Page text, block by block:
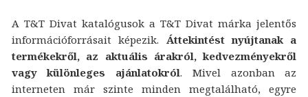
A T&T Divat katalógusok a T&T Divat márka jelentős
információforrásait képezik. Áttekintést nyújtanak a
termékekről, az aktuális árakról, kedvezményekről
vagy különleges ajánlatokról. Mivel azonban az
interneten már szinte minden megtalálható, egyre